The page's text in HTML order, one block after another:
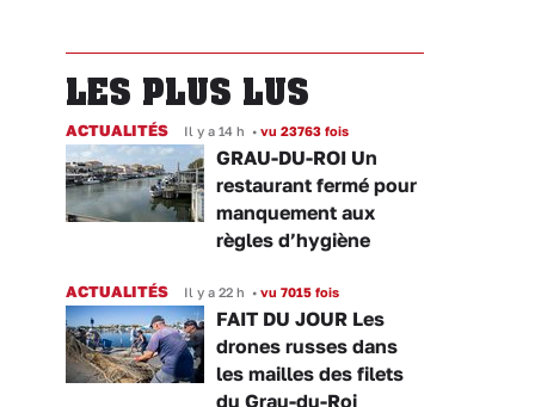
LES PLUS LUS
ACTUALITÉS Il y a 14 h • vu 23763 fois
GRAU-DU-ROI Un
restaurant fermé pour
manquement aux
règles d’hygiène
ACTUALITÉS Il y a 22 h • vu 7015 fois
FAIT DU JOUR Les
drones russes dans
les mailles des filets
du Grau-du-Roi